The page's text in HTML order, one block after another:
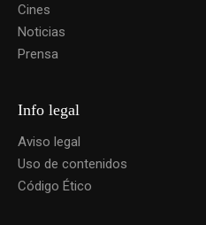
Cines
Noticias
Prensa
Info legal
Aviso legal
Uso de contenidos
Código Ético